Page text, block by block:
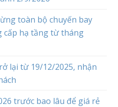
toàn bộ chuyến bay
cấp hạ tầng từ tháng
lại từ 19/12/2025, nhận
trước bao lâu để giá rẻ